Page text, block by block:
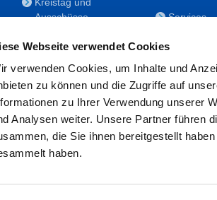
Webseite verwendet Cookies
verwenden Cookies, um Inhalte und
zu können und die Zugriffe auf
zu Ihrer Verwendung unserer
Analysen weiter. Unsere Partner führen
die Sie ihnen bereitgestellt
haben.
Ausschüsse
für Menschen mit
Behinderung
Der
Kreisseniorenbeirat
Förderstiftung
Fördergesellschaft/Sportförderung
Services
Notdienste
RSS-